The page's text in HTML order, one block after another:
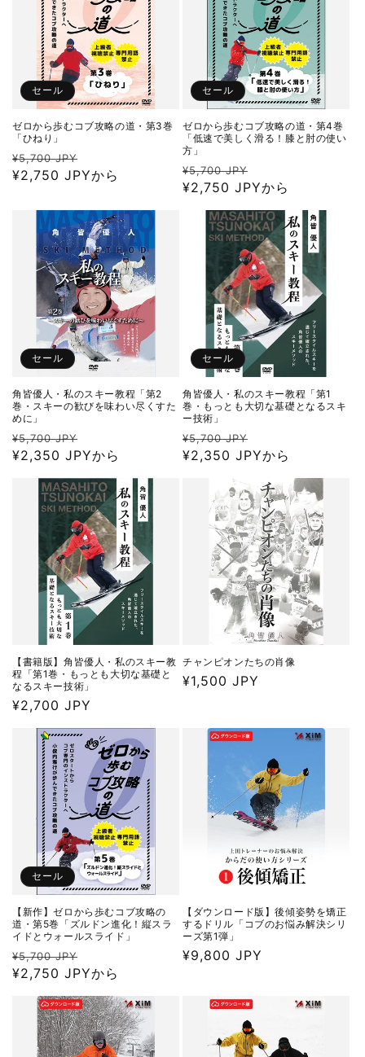
セール
ゼロから歩むコブ攻略の道・第3巻
「ひねり」
通
常
¥5,700 JPY
ー
価
格
¥2,750 JPYから
セール
ゼロから歩むコブ攻略の道・第4巻
「低速で美しく滑る！膝と肘の使い
方」
通
常
¥5,700 JPY
ー
価
格
¥2,750 JPYから
セール
角皆優人・私のスキー教程「第2
巻・スキーの歓びを味わい尽くすた
めに」
通
常
¥5,700 JPY
ー
価
格
¥2,350 JPYから
セール
角皆優人・私のスキー教程「第1
巻・もっとも大切な基礎となるスキ
ー技術」
通
常
¥5,700 JPY
ー
価
格
¥2,350 JPYから
【書籍版】角皆優人・私のスキー教
程「第1巻・もっとも大切な基礎と
なるスキー技術」
通
¥2,700 JPY
チャンピオンたちの肖像
通
¥1,500 JPY
セール
【新作】ゼロから歩むコブ攻略の
道・第5巻「ズルドン進化！縦スラ
イドとウォールスライド」
通
常
¥5,700 JPY
ー
価
格
¥2,750 JPYから
【ダウンロード版】後傾姿勢を矯正
するドリル「コブのお悩み解決シリ
ーズ第1弾」
通
¥9,800 JPY